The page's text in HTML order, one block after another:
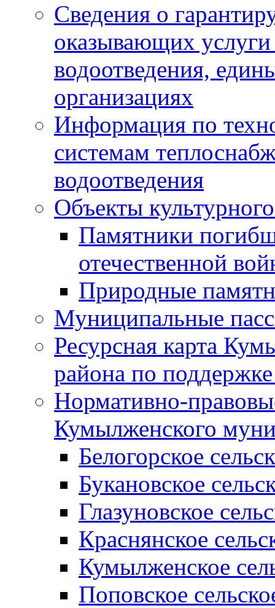
Сведения о
оказывающих
водоотведения,
организациях
Информация по
системам
водоотведения
Объекты
Памятники
отечественной
Природные
Муниципальные
Ресурсная карта
района по
Нормативно-
Кумылженского
Белогорское
Букановское
Глазуновское
Краснянское
Кумылженское
Поповское